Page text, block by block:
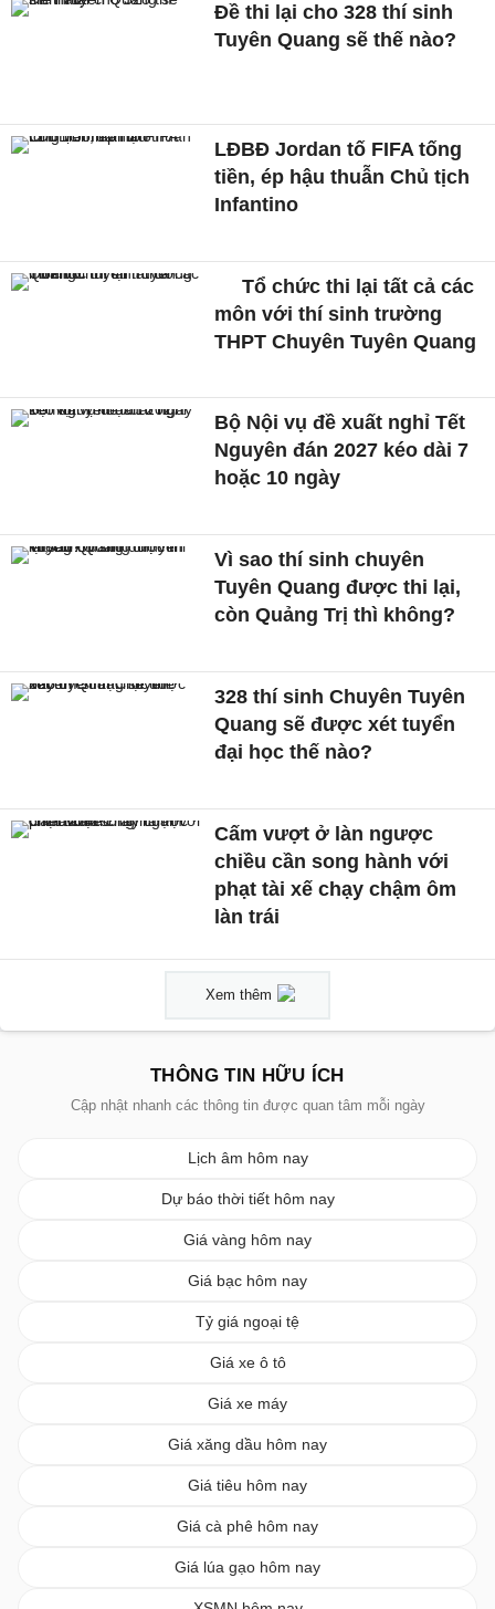
Đề thi lại cho 328 thí sinh
Tuyên Quang sẽ thế nào?
LĐBĐ Jordan tố FIFA tống
tiền, ép hậu thuẫn Chủ tịch
Infantino
Tổ chức thi lại tất cả các
môn với thí sinh trường
THPT Chuyên Tuyên Quang
Bộ Nội vụ đề xuất nghỉ Tết
Nguyên đán 2027 kéo dài 7
hoặc 10 ngày
Vì sao thí sinh chuyên
Tuyên Quang được thi lại,
còn Quảng Trị thì không?
328 thí sinh Chuyên Tuyên
Quang sẽ được xét tuyển
đại học thế nào?
Cấm vượt ở làn ngược
chiều cần song hành với
phạt tài xế chạy chậm ôm
làn trái
Xem thêm
THÔNG TIN HỮU ÍCH
Cập nhật nhanh các thông tin được quan tâm mỗi ngày
Lịch âm hôm nay
Dự báo thời tiết hôm nay
Giá vàng hôm nay
Giá bạc hôm nay
Tỷ giá ngoại tệ
Giá xe ô tô
Giá xe máy
Giá xăng dầu hôm nay
Giá tiêu hôm nay
Giá cà phê hôm nay
Giá lúa gạo hôm nay